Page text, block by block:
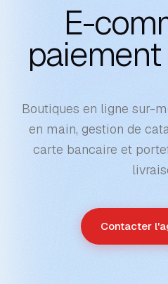
E-
paiement
Boutiques en ligne sur-
en main, gestion de
carte bancaire et
Contacter